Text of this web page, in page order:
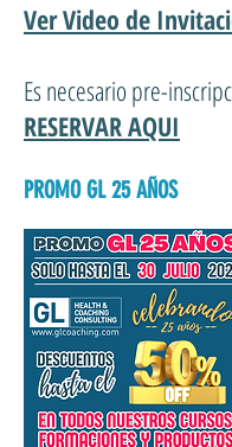
Ver Video de
Es necesario pre-
RESERVAR AQUI
PROMO GL 25 AÑOS